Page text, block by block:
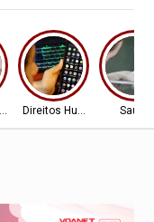
Direitos Humanos Saúde